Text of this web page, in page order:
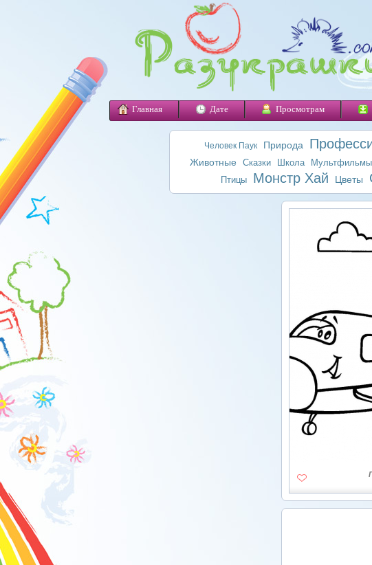
Главная Дате Просмотрам
Человек Паук Природа
Животные Сказки Школа Мультфильмы
Птицы Монстр Хай Цветы